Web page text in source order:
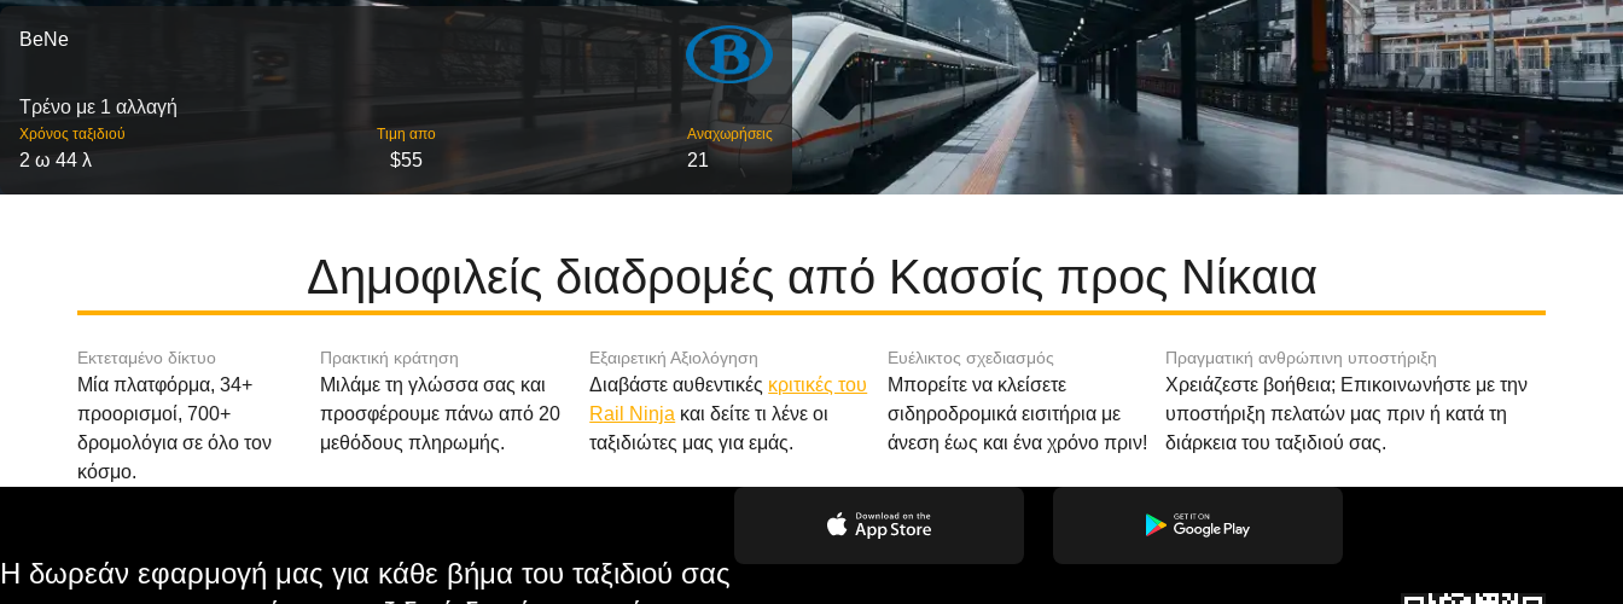
BeNe
Τρένο με 1 αλλαγή
Χρόνος ταξιδιού
2 ω 44 λ
Τιμη απο
$55
Αναχωρήσεις
21
Δημοφιλείς διαδρομές από Κασσίς προς Νίκαια
Εκτεταμένο δίκτυο
Μία πλατφόρμα, 34+
προορισμοί, 700+
δρομολόγια σε όλο τον
κόσμο.
Πρακτική κράτηση
Μιλάμε τη γλώσσα σας και
προσφέρουμε πάνω από 20
μεθόδους πληρωμής.
Εξαιρετική Αξιολόγηση
Διαβάστε αυθεντικές κριτικές του
Rail Ninja και δείτε τι λένε οι
ταξιδιώτες μας για εμάς.
Ευέλικτος σχεδιασμός
Μπορείτε να κλείσετε
σιδηροδρομικά εισιτήρια με
άνεση έως και ένα χρόνο πριν!
Πραγματική ανθρώπινη υποστήριξη
Χρειάζεστε βοήθεια; Επικοινωνήστε με την
υποστήριξη πελατών μας πριν ή κατά τη
διάρκεια του ταξιδιού σας.
Η δωρεάν εφαρμογή μας για κάθε βήμα του ταξιδιού σας